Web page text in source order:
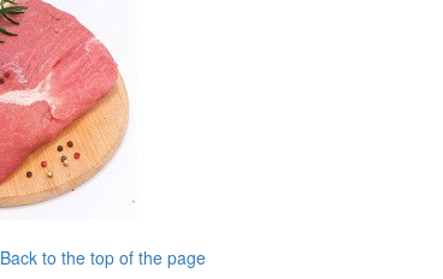
Back to the top of the page